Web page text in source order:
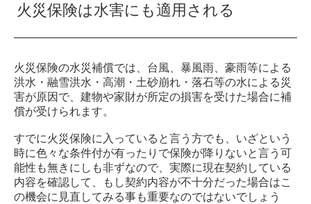
火災保険は水害にも適用される
火災保険の水災補償では、台風、暴風雨、豪雨等による
洪水・融雪洪水・高潮・土砂崩れ・落石等の水による災
害が原因で、建物や家財が所定の損害を受けた場合に補
償が受けられます。
すでに火災保険に入っていると言う方でも、いざという
時に色々な条件付が有ったりで保険が降りないと言う可
能性も無きにしも非ずなので、実際に現在契約している
内容を確認して、もし契約内容が不十分だった場合はこ
の機会に見直してみる事も重要なのではないでしょう